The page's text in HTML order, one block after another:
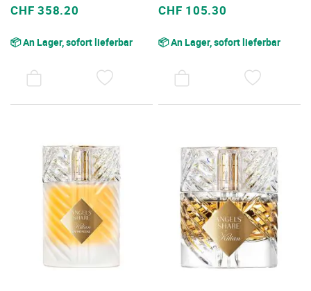
Sonderpreis
CHF 358.20
📦 An Lager, sofort lieferbar
Sonderpreis
CHF 105.30
📦 An Lager, sofort lieferbar